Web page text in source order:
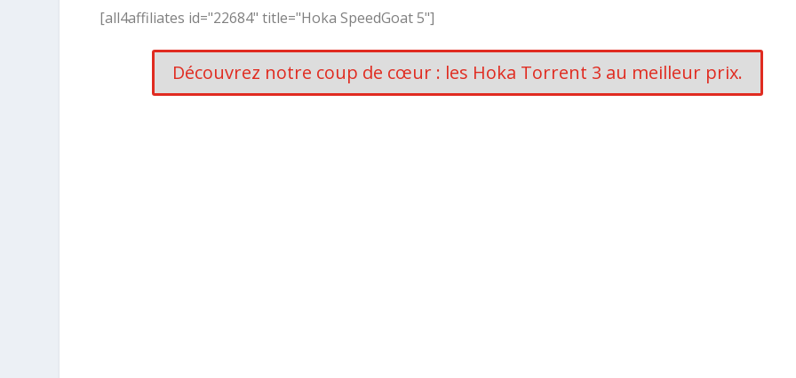
[all4affiliates id="22684" title="Hoka SpeedGoat 5"]
Découvrez notre coup de cœur : les Hoka Torrent 3 au meilleur prix.